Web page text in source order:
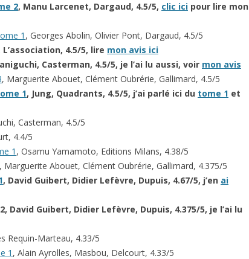
2, Manu Larcenet, Dargaud, 4.5/5, clic ici pour lire mon
1 , Georges Abolin, Olivier Pont, Dargaud, 4.5/5
L’association, 4.5/5, lire mon avis ici
Casterman, 4.5/5, je l’ai lu aussi, voir mon avis
, Marguerite Abouet, Clément Oubrérie, Gallimard, 4.5/5
1, Jung, Quadrants, 4.5/5, j’ai parlé ici du tome 1 et
Casterman, 4.5/5
4.4/5
1 , Osamu Yamamoto, Editions Milans, 4.38/5
, Marguerite Abouet, Clément Oubrérie, Gallimard, 4.375/5
, David Guibert, Didier Lefèvre, Dupuis, 4.67/5, j’en ai
David Guibert, Didier Lefèvre, Dupuis, 4.375/5, je l’ai lu
Requin-Marteau, 4.33/5
1 , Alain Ayrolles, Masbou, Delcourt, 4.33/5